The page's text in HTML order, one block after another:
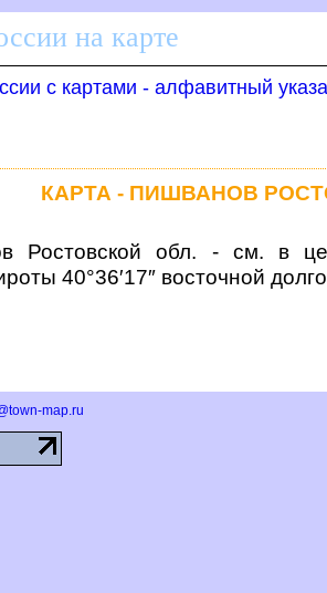
на карте
с картами - алфавитный
КАРТА - ПИШВАНОВ
Ростовской обл. - см. в
40°36′17″ восточной
map.ru